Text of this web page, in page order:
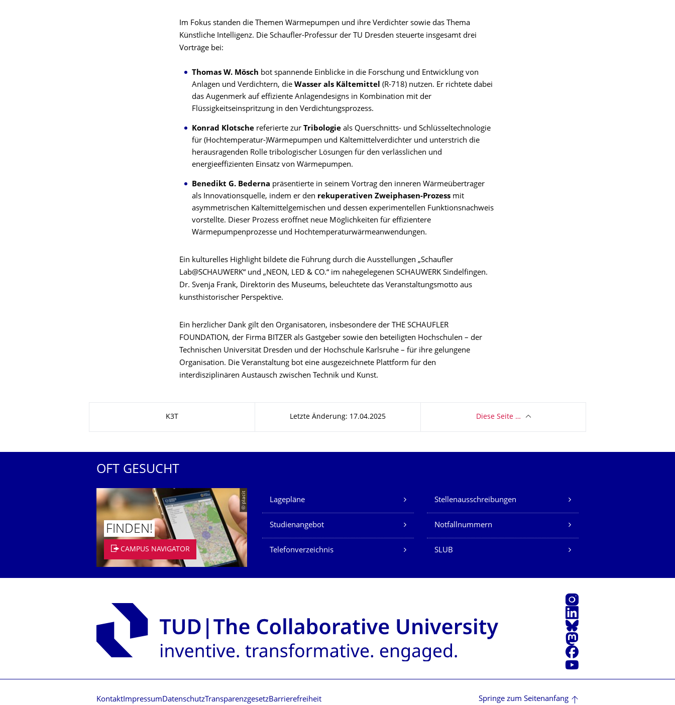
Im Fokus standen die Themen Wärmepumpen und ihre Verdichter sowie das Thema
Künstliche Intelligenz. Die Schaufler-Professur der TU Dresden steuerte insgesamt drei
Vorträge bei:
Thomas W. Mösch bot spannende Einblicke in die Forschung und Entwicklung von
Anlagen und Verdichtern, die Wasser als Kältemittel (R-718) nutzen. Er richtete dabei
das Augenmerk auf effiziente Anlagendesigns in Kombination mit der
Flüssigkeitseinspritzung in den Verdichtungsprozess.
Konrad Klotsche referierte zur Tribologie als Querschnitts- und Schlüsseltechnologie
für (Hochtemperatur-)Wärmepumpen und Kältemittelverdichter und unterstrich die
herausragenden Rolle tribologischer Lösungen für den verlässlichen und
energieeffizienten Einsatz von Wärmepumpen.
Benedikt G. Bederna präsentierte in seinem Vortrag den inneren Wärmeübertrager
als Innovationsquelle, indem er den rekuperativen Zweiphasen-Prozess mit
asymmetrischen Kältemittelgemischen und dessen experimentellen Funktionsnachweis
vorstellte. Dieser Prozess eröffnet neue Möglichkeiten für effizientere
Wärmepumpenprozesse und Hochtemperaturwärmeanwendungen.
Ein kulturelles Highlight bildete die Führung durch die Ausstellungen „Schaufler
Lab@SCHAUWERK“ und „NEON, LED & CO.“ im nahegelegenen SCHAUWERK Sindelfingen.
Dr. Svenja Frank, Direktorin des Museums, beleuchtete das Veranstaltungsmotto aus
kunsthistorischer Perspektive.
Ein herzlicher Dank gilt den Organisatoren, insbesondere der THE SCHAUFLER
FOUNDATION, der Firma BITZER als Gastgeber sowie den beteiligten Hochschulen – der
Technischen Universität Dresden und der Hochschule Karlsruhe – für ihre gelungene
Organisation. Die Veranstaltung bot eine ausgezeichnete Plattform für den
interdisziplinären Austausch zwischen Technik und Kunst.
K3T Letzte Änderung: 17.04.2025 Diese Seite …
OFT GESUCHT
© placit
FINDEN!
CAMPUS NAVIGATOR
Unsere Dienste
Lagepläne Stellenausschreibungen
Studienangebot Notfallnummern
Telefonverzeichnis SLUB
Instagram
LinkedIn
Bluesky
Mastodon
Facebook
Youtube
Kontakt Impressum DatenschutzTransparenzgesetzBarrierefreiheit Springe zum Seitenanfang